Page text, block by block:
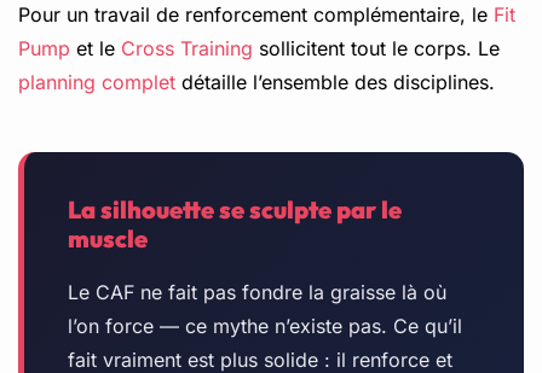
Pour un travail de renforcement complémentaire, le Fit
Pump et le Cross Training sollicitent tout le corps. Le
planning complet détaille l’ensemble des disciplines.
La silhouette se sculpte par le
muscle
Le CAF ne fait pas fondre la graisse là où
l’on force — ce mythe n’existe pas. Ce qu’il
fait vraiment est plus solide : il renforce et